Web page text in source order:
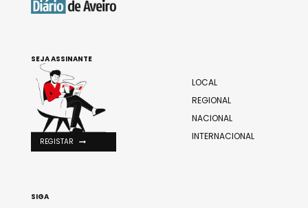
LOCAL
REGIONAL
NACIONAL
INTERNACIONAL
SEJA ASSINANTE
REGISTAR
SIGA